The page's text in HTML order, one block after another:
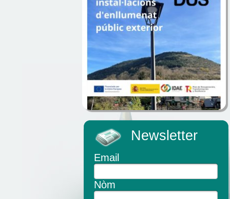
Newsletter
Email
Nòm